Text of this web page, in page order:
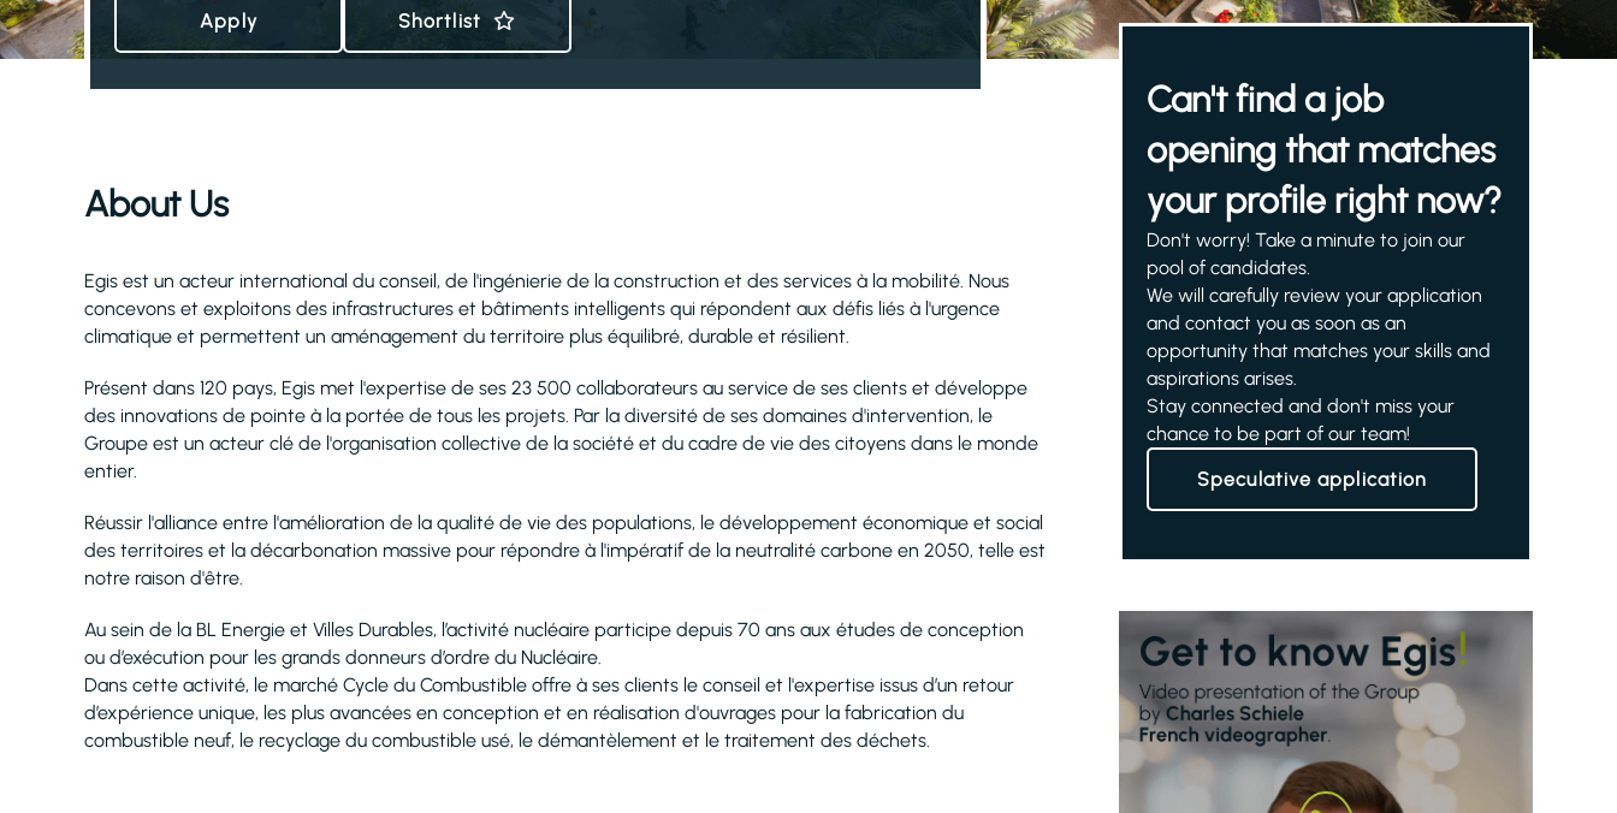
Apply Shortlist
About Us
Egis est un acteur international du conseil, de l'ingénierie de la construction et des services à la mobilité. Nous
concevons et exploitons des infrastructures et bâtiments intelligents qui répondent aux défis liés à l'urgence
climatique et permettent un aménagement du territoire plus équilibré, durable et résilient.
Présent dans 120 pays, Egis met l'expertise de ses 23 500 collaborateurs au service de ses clients et développe
des innovations de pointe à la portée de tous les projets. Par la diversité de ses domaines d'intervention, le
Groupe est un acteur clé de l'organisation collective de la société et du cadre de vie des citoyens dans le monde
entier.
Réussir l'alliance entre l'amélioration de la qualité de vie des populations, le développement économique et social
des territoires et la décarbonation massive pour répondre à l'impératif de la neutralité carbone en 2050, telle est
notre raison d'être.
Au sein de la BL Energie et Villes Durables, l’activité nucléaire participe depuis 70 ans aux études de conception
ou d’exécution pour les grands donneurs d’ordre du Nucléaire.
Dans cette activité, le marché Cycle du Combustible offre à ses clients le conseil et l'expertise issus d’un retour
d’expérience unique, les plus avancées en conception et en réalisation d'ouvrages pour la fabrication du
combustible neuf, le recyclage du combustible usé, le démantèlement et le traitement des déchets.
Can't find a job
opening that matches
your profile right now?
Don't worry! Take a minute to join our
pool of candidates.
We will carefully review your application
and contact you as soon as an
opportunity that matches your skills and
aspirations arises.
Stay connected and don't miss your
chance to be part of our team!
Speculative application